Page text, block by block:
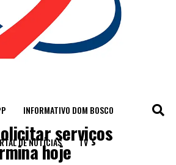
INFORMATIVO DOM BOSCO
DE NOTÍCIAS TV
serviços
hoje